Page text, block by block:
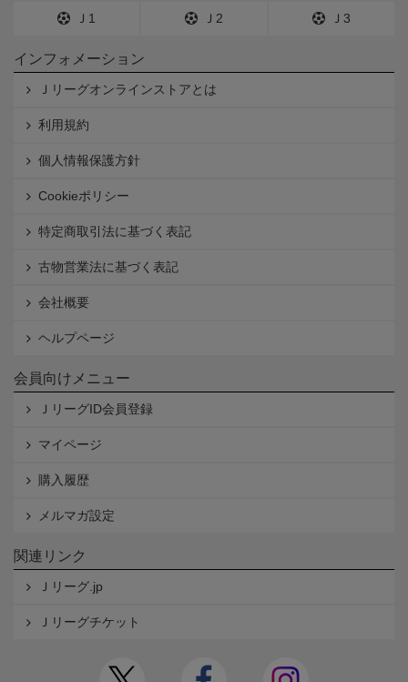
Ｊ1 Ｊ2 Ｊ3
インフォメーション
Ｊリーグオンラインストアとは
利用規約
個人情報保護方針
Cookieポリシー
特定商取引法に基づく表記
古物営業法に基づく表記
会社概要
ヘルプページ
会員向けメニュー
ＪリーグID会員登録
マイページ
購入履歴
メルマガ設定
関連リンク
Ｊリーグ.jp
Ｊリーグチケット